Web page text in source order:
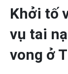
Khởi tố
vụ tai
vong ở